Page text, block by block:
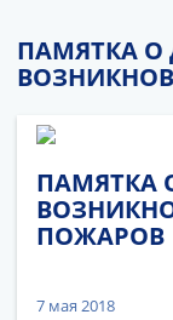
Муниципальное
Публичные
Документы
ПАМЯТКА О
ПАМЯТКА
ПОЖАРОВ
7 мая 2018